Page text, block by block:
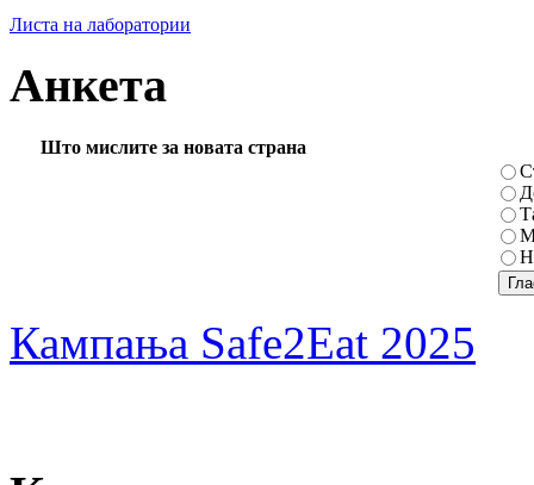
Листа на лаборатории
Анкета
Што мислите за новата страна
Кампања Safe2Eat 2025